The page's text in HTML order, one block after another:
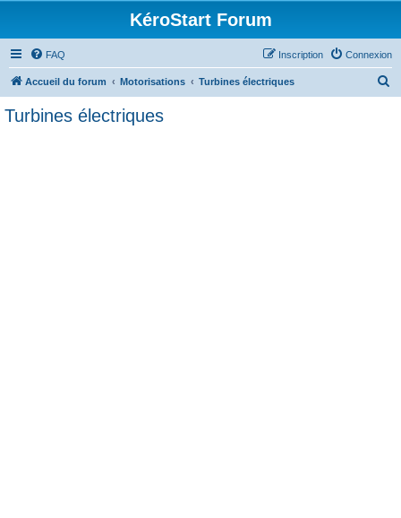
KéroStart Forum
FAQ Connexion
Inscription
Accueil du forum Motorisations Turbines électriques
Turbines électriques